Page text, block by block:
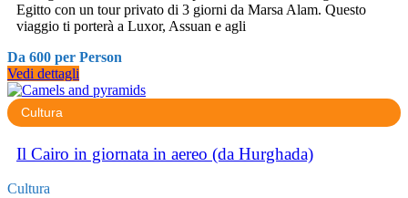
Egitto con un tour privato di 3 giorni da Marsa Alam. Questo
viaggio ti porterà a Luxor, Assuan e agli
Da 600 per Person
Vedi dettagli
Cultura
Il Cairo in giornata in aereo (da Hurghada)
Cultura